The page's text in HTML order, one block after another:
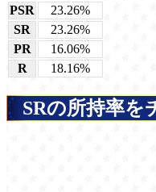
PSR
23.26%
SR
23.26%
PR
16.06%
R
18.16%
SRの所持率を